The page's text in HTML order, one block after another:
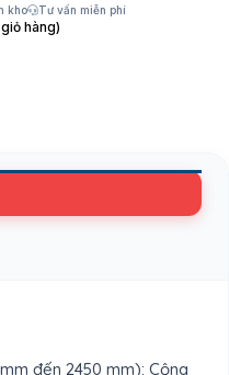
kho Tư vấn miễn phí
hàng)
đến 2450 mm): Cộng